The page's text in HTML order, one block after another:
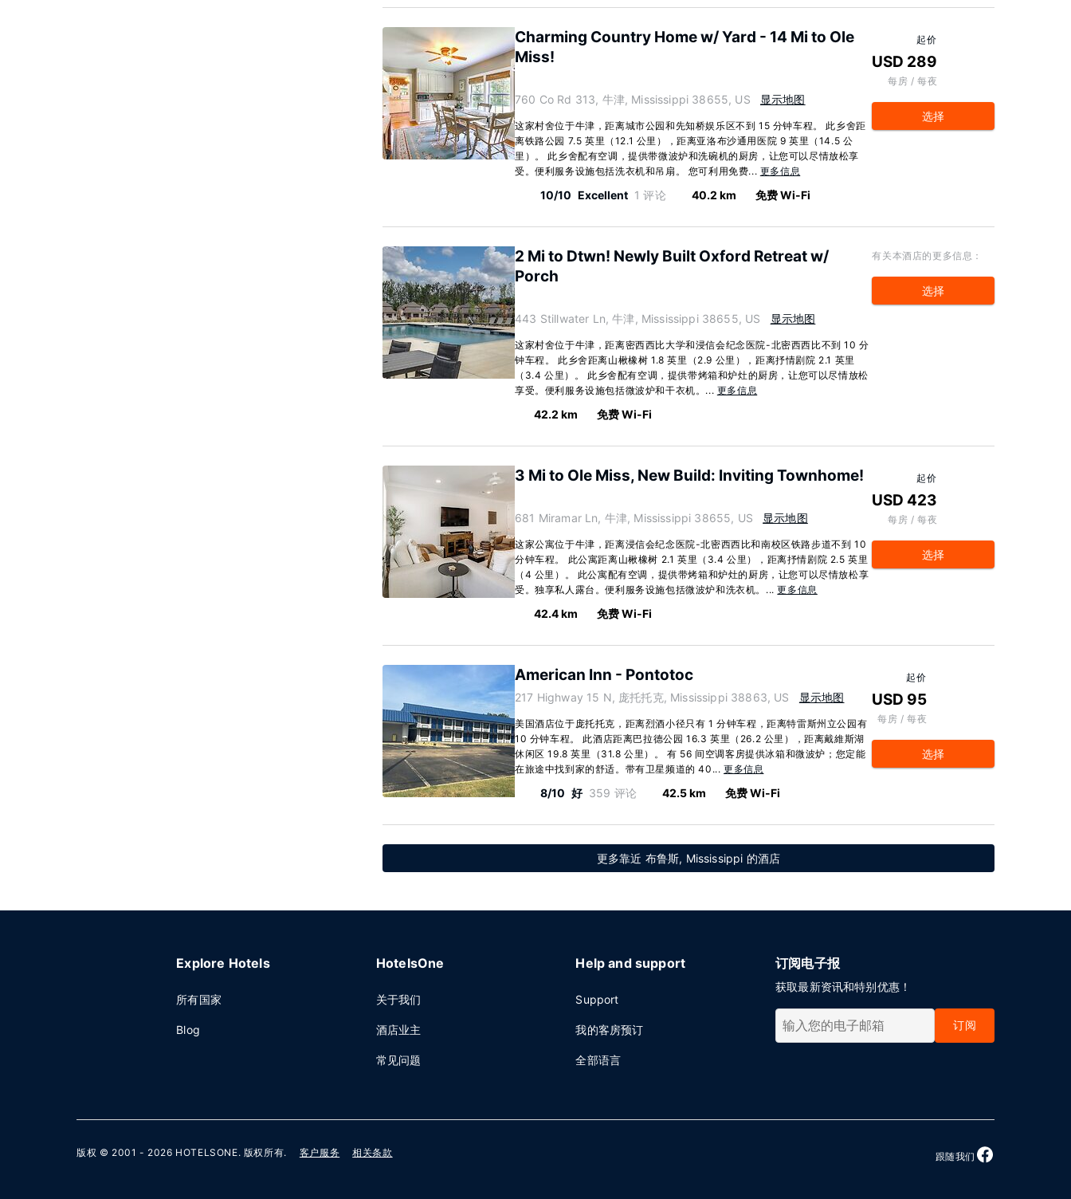
Charming Country Home w/ Yard - 14 Mi to Ole
Miss!
760 Co Rd 313, 牛津, Mississippi 38655, US 显示地图
这家村舍位于牛津，距离城市公园和先知桥娱乐区不到 15 分钟车程。 此乡舍距
离铁路公园 7.5 英里（12.1 公里），距离亚洛布沙通用医院 9 英里（14.5 公
里）。 此乡舍配有空调，提供带微波炉和洗碗机的厨房，让您可以尽情放松享
受。便利服务设施包括洗衣机和吊扇。 您可利用免费... 更多信息
10/10 Excellent 1 评论 40.2 km 免费 Wi-Fi
起价
USD 289
每房 / 每夜
选择
2 Mi to Dtwn! Newly Built Oxford Retreat w/
Porch
443 Stillwater Ln, 牛津, Mississippi 38655, US 显示地图
这家村舍位于牛津，距离密西西比大学和浸信会纪念医院-北密西西比不到 10 分
钟车程。 此乡舍距离山楸橡树 1.8 英里（2.9 公里），距离抒情剧院 2.1 英里
（3.4 公里）。 此乡舍配有空调，提供带烤箱和炉灶的厨房，让您可以尽情放松
享受。便利服务设施包括微波炉和干衣机。... 更多信息
42.2 km 免费 Wi-Fi
有关本酒店的更多信息：
选择
3 Mi to Ole Miss, New Build: Inviting Townhome!
681 Miramar Ln, 牛津, Mississippi 38655, US 显示地图
这家公寓位于牛津，距离浸信会纪念医院-北密西西比和南校区铁路步道不到 10
分钟车程。 此公寓距离山楸橡树 2.1 英里（3.4 公里），距离抒情剧院 2.5 英里
（4 公里）。 此公寓配有空调，提供带烤箱和炉灶的厨房，让您可以尽情放松享
受。独享私人露台。便利服务设施包括微波炉和洗衣机。...更多信息
42.4 km 免费 Wi-Fi
起价
USD 423
每房 / 每夜
选择
American Inn - Pontotoc
217 Highway 15 N, 庞托托克, Mississippi 38863, US 显示地图
美国酒店位于庞托托克，距离烈酒小径只有 1 分钟车程，距离特雷斯州立公园有
10 分钟车程。 此酒店距离巴拉德公园 16.3 英里（26.2 公里），距离戴維斯湖
休闲区 19.8 英里（31.8 公里）。 有 56 间空调客房提供冰箱和微波炉；您定能
在旅途中找到家的舒适。带有卫星频道的 40...更多信息
8/10 好 359 评论 42.5 km 免费 Wi-Fi
起价
USD 95
每房 / 每夜
选择
更多靠近 布鲁斯, Mississippi 的酒店
Explore Hotels
所有国家
Blog
HotelsOne
关于我们
酒店业主
常见问题
Help and support
Support
我的客房预订
全部语言
订阅电子报
获取最新资讯和特别优惠！
订阅
版权 © 2001 - 2026 HOTELSONE. 版权所有. 客户服务 相关条款 跟随我们